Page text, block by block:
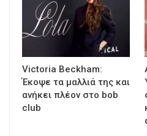
Victoria Beckham:
Έκοψε τα μαλλιά της και
ανήκει πλέον στο bob
club